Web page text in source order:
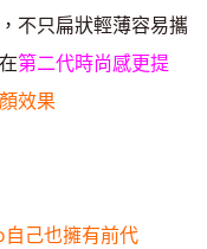
不只扁狀輕薄容易攜
第二代時尚感更提
效果
己也擁有前代